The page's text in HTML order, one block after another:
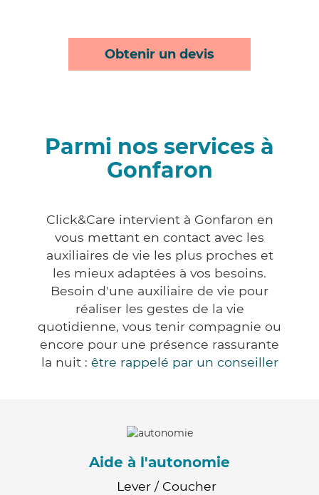
Obtenir un devis
Parmi nos services à
Gonfaron
Click&Care intervient à Gonfaron en
vous mettant en contact avec les
auxiliaires de vie les plus proches et
les mieux adaptées à vos besoins.
Besoin d'une auxiliaire de vie pour
réaliser les gestes de la vie
quotidienne, vous tenir compagnie ou
encore pour une présence rassurante
la nuit : être rappelé par un conseiller
Aide à l'autonomie
Lever / Coucher